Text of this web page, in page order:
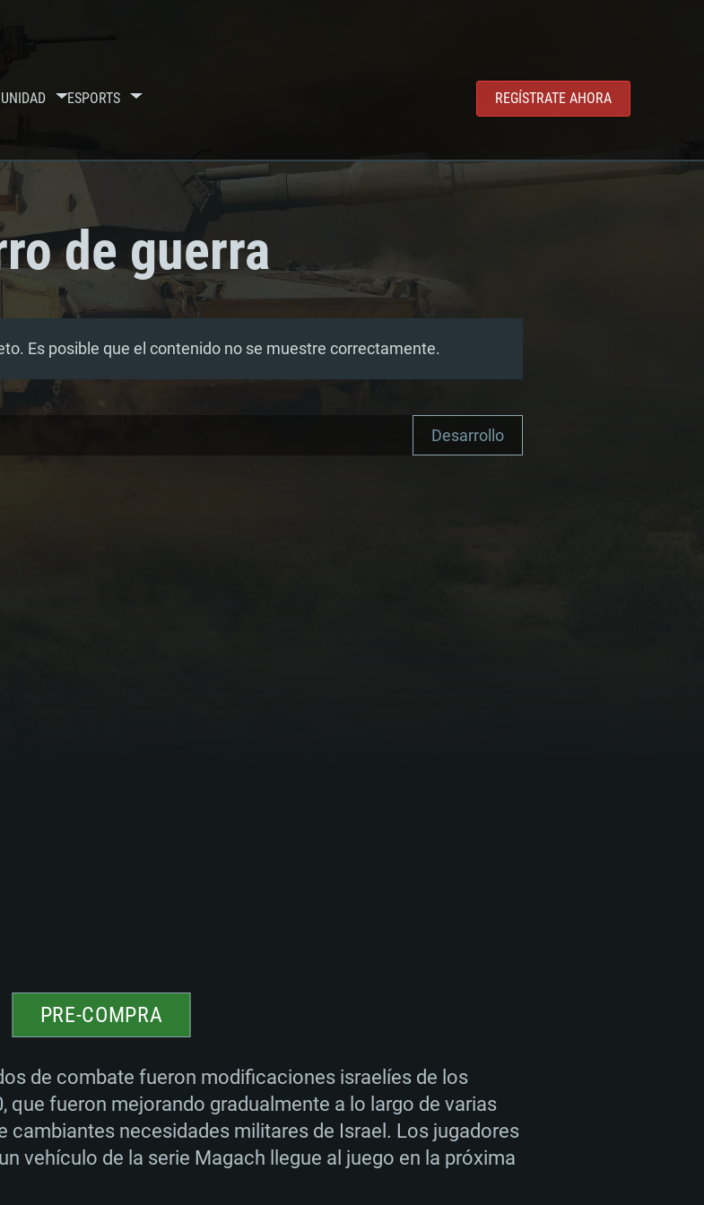
ESPORTS REGÍSTRATE AHORA
de guerra
Es posible que el contenido no se muestre correctamente.
Desarrollo
PRE-COMPRA
de combate fueron modificaciones israelíes de los
que fueron mejorando gradualmente a lo largo de varias
cambiantes necesidades militares de Israel. Los jugadores
vehículo de la serie Magach llegue al juego en la próxima